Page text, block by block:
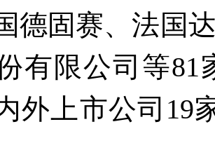
德固赛、法国
有限公司等81
外上市公司19